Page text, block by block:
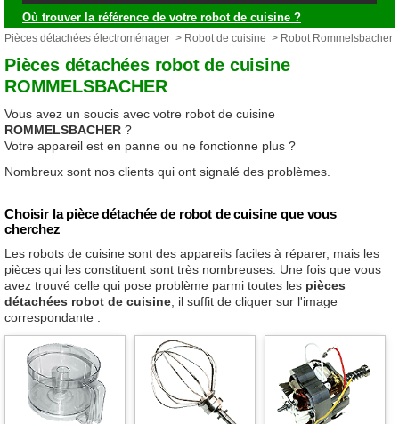
Où trouver la référence de votre robot de cuisine ?
Pièces détachées électroménager > Robot de cuisine > Robot Rommelsbacher
Pièces détachées robot de cuisine
ROMMELSBACHER
Vous avez un soucis avec votre robot de cuisine
ROMMELSBACHER ?
Votre appareil est en panne ou ne fonctionne plus ?
Nombreux sont nos clients qui ont signalé des problèmes.
Choisir la pièce détachée de robot de cuisine que vous
cherchez
Les robots de cuisine sont des appareils faciles à réparer, mais les
pièces qui les constituent sont très nombreuses. Une fois que vous
avez trouvé celle qui pose problème parmi toutes les pièces
détachées robot de cuisine , il suffit de cliquer sur l'image
correspondante :